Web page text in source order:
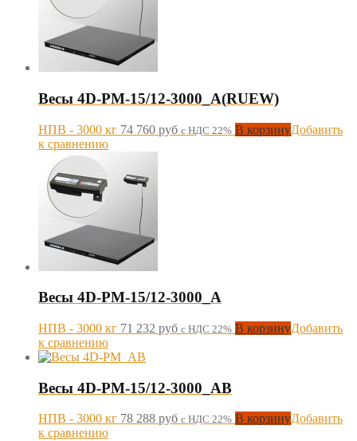
Весы 4D-PM-15/12-3000_A(RUEW)
НПВ - 3000 кг 74 760 руб с НДС 22% В корзинуДобавить
к сравнению
Весы 4D-PM-15/12-3000_A
НПВ - 3000 кг 71 232 руб с НДС 22% В корзинуДобавить
к сравнению
Весы 4D-PM-15/12-3000_AB
НПВ - 3000 кг 78 288 руб с НДС 22% В корзинуДобавить
к сравнению